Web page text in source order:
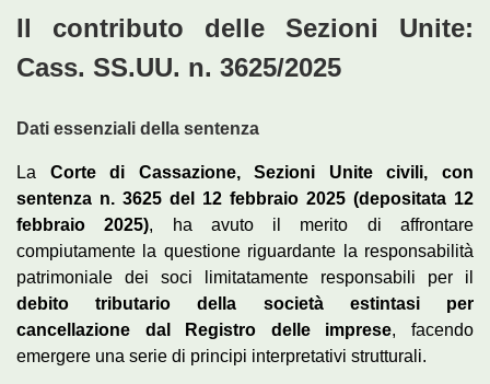
Il contributo delle Sezioni Unite:
Cass. SS.UU. n. 3625/2025
Dati essenziali della sentenza
La Corte di Cassazione, Sezioni Unite civili, con
sentenza n. 3625 del 12 febbraio 2025 (depositata 12
febbraio 2025), ha avuto il merito di affrontare
compiutamente la questione riguardante la responsabilità
patrimoniale dei soci limitatamente responsabili per il
debito tributario della società estintasi per
cancellazione dal Registro delle imprese, facendo
emergere una serie di principi interpretativi strutturali.